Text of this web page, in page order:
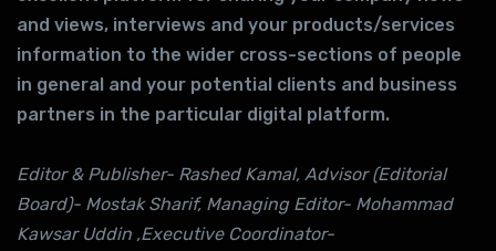
and views, interviews and your products/services
information to the wider cross-sections of people
in general and your potential clients and business
partners in the particular digital platform.
Editor & Publisher- Rashed Kamal, Advisor (Editorial
Board)- Mostak Sharif, Managing Editor- Mohammad
Kawsar Uddin ,Executive Coordinator-